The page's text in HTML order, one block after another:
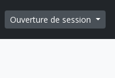
page
rapides
Ouverture de session